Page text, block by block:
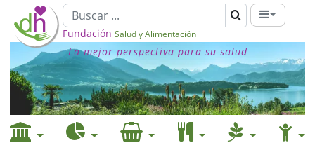
Fundación Salud y Alimentación
La mejor perspectiva para su salud